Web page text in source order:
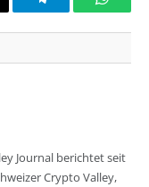
Telegram
Journal berichtet seit
Crypto Valley,